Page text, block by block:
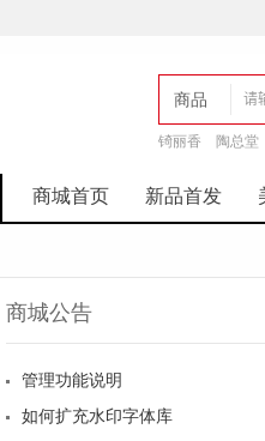
商品
店铺
锜丽香 陶总堂
商城首页 新品首发
商城公告
管理功能说明
如何扩充水印字体库